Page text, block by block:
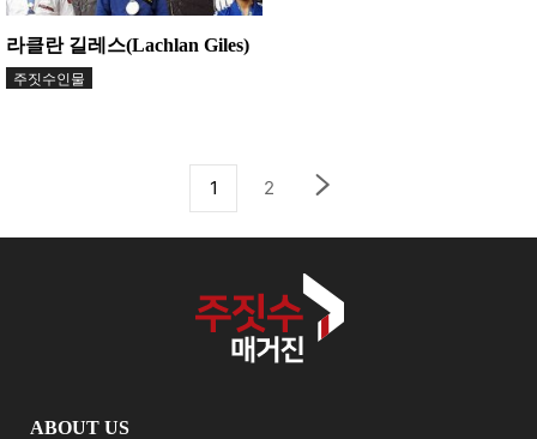
라클란 길레스(Lachlan Giles)
주짓수인물
1 2
ABOUT US